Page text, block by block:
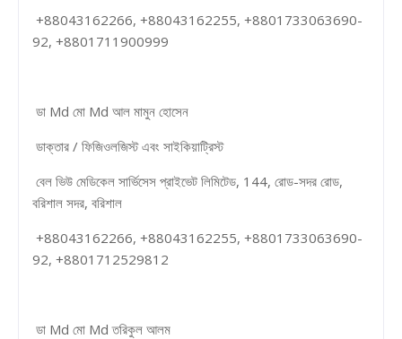
+88043162266, +88043162255, +8801733063690-
92, +8801711900999
ডা Md মো Md আল মামুন হোসেন
ডাক্তার / ফিজিওলজিস্ট এবং সাইকিয়াট্রিস্ট
বেল ভিউ মেডিকেল সার্ভিসেস প্রাইভেট লিমিটেড, 144, রোড-সদর রোড,
বরিশাল সদর, বরিশাল
+88043162266, +88043162255, +8801733063690-
92, +8801712529812
ডা Md মো Md তরিকুল আলম